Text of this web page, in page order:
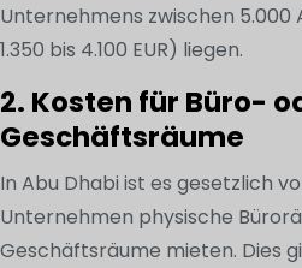
Unternehmens zwischen 5.000
1.350 bis 4.100 EUR) liegen.
2. Kosten für Büro-
Geschäftsräume
In Abu Dhabi ist es gesetzlich
Unternehmen physische
Geschäftsräume mieten. Dies